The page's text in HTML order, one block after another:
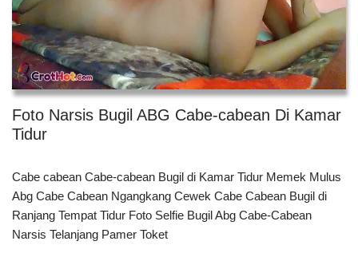
Foto Narsis Bugil ABG Cabe-cabean Di Kamar
Tidur
Cabe cabean Cabe-cabean Bugil di Kamar Tidur Memek Mulus
Abg Cabe Cabean Ngangkang Cewek Cabe Cabean Bugil di
Ranjang Tempat Tidur Foto Selfie Bugil Abg Cabe-Cabean
Narsis Telanjang Pamer Toket